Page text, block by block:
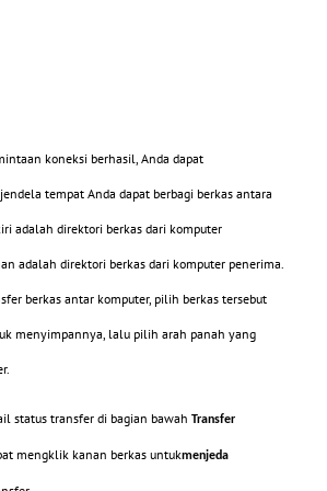
koneksi berhasil, Anda dapat
jendela tempat Anda dapat berbagi berkas antara
adalah direktori berkas dari komputer
adalah direktori berkas dari komputer penerima.
berkas antar komputer, pilih berkas tersebut
menyimpannya, lalu pilih arah panah yang
status transfer di bagian bawah Transfer
mengklik kanan berkas untukmenjeda